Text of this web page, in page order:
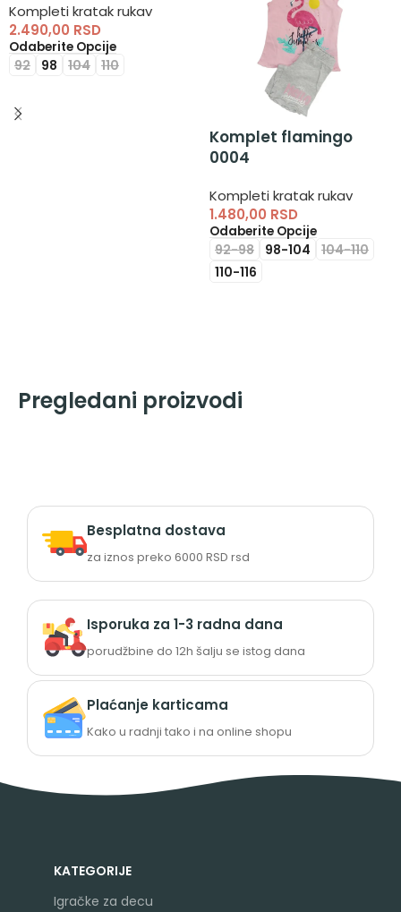
Kompleti kratak rukav
2.490,00 RSD
Odaberite Opcije
92 98 104 110
Komplet flamingo
0004
Kompleti kratak rukav
1.480,00 RSD
Odaberite Opcije
92-98 98-104
104-110
110-116
Pregledani proizvodi
Besplatna dostava
za iznos preko 6000 RSD rsd
Isporuka za 1-3 radna dana
porudžbine do 12h šalju se istog dana
Plaćanje karticama
Kako u radnji tako i na online shopu
KATEGORIJE
Igračke za decu